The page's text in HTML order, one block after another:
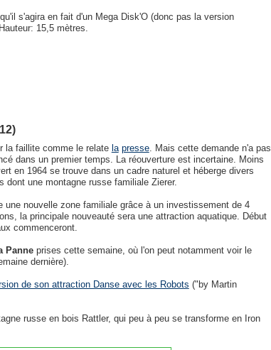
s'agira en fait d'un Mega Disk'O (donc pas la version
15,5 mètres.
la faillite comme le relate la presse. Mais cette demande n'a pas
dans un premier temps. La réouverture est incertaine. Moins
en 1964 se trouve dans un cadre naturel et héberge divers
une montagne russe familiale Zierer.
une nouvelle zone familiale grâce à un investissement de 4
la principale nouveauté sera une attraction aquatique. Début
commenceront.
Panneprises cette semaine, où l'on peut notamment voir le
dernière).
de son attraction Danse avec les Robots ("by Martin
russe en bois Rattler, qui peu à peu se transforme en Iron